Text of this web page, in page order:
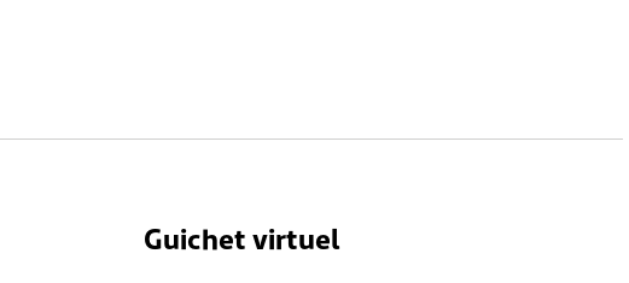
Guichet virtuel